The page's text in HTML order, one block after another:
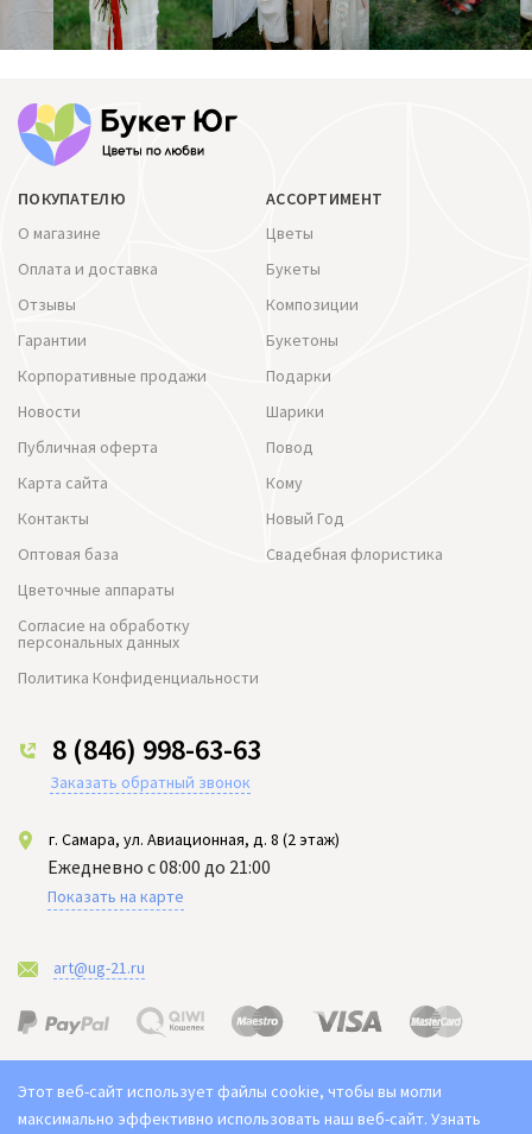
ПОКУПАТЕЛЮ
О магазине
Оплата и доставка
Отзывы
Гарантии
Корпоративные продажи
Новости
Публичная оферта
Карта сайта
Контакты
Оптовая база
Цветочные аппараты
Согласие на обработку
персональных данных
Политика Конфиденциальности
АССОРТИМЕНТ
Цветы
Букеты
Композиции
Букетоны
Подарки
Шарики
Повод
Кому
Новый Год
Свадебная флористика
8 (846) 998-63-63
Заказать обратный звонок
г. Самара, ул. Авиационная, д. 8 (2 этаж)
Ежедневно с 08:00 до 21:00
Показать на карте
art@ug-21.ru
Этот веб-сайт использует файлы cookie, чтобы вы могли
максимально эффективно использовать наш веб-сайт. Узнать